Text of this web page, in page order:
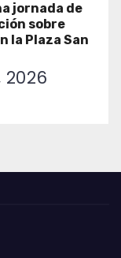
jornada de
sobre
la Plaza San
2026